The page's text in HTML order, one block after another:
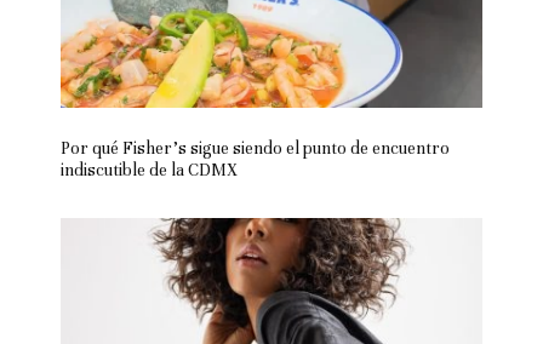
Por qué Fisher’s sigue siendo el punto de encuentro
indiscutible de la CDMX